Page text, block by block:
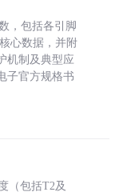
，包括各引脚
心数据，并附
机制及典型应
子官方规格书
（包括T2及